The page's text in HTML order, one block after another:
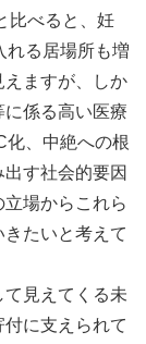
イベントの企
用、寄付キャ
比べると、妊
れる居場所も増
えますが、しか
係る高い医療
化、中絶への根
す社会的要因
場からこれら
たいと考えて
見えてくる未
に支えられて